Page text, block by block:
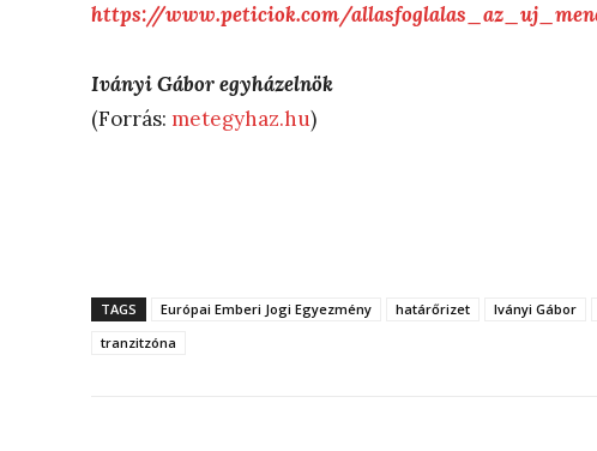
https://www.peticiok.com/
Iványi Gábor egyházelnök
(Forrás: metegyhaz.hu)
TAGS Európai Emberi Jogi Egyezmény határőrizet Iványi Gábor
tranzitzóna